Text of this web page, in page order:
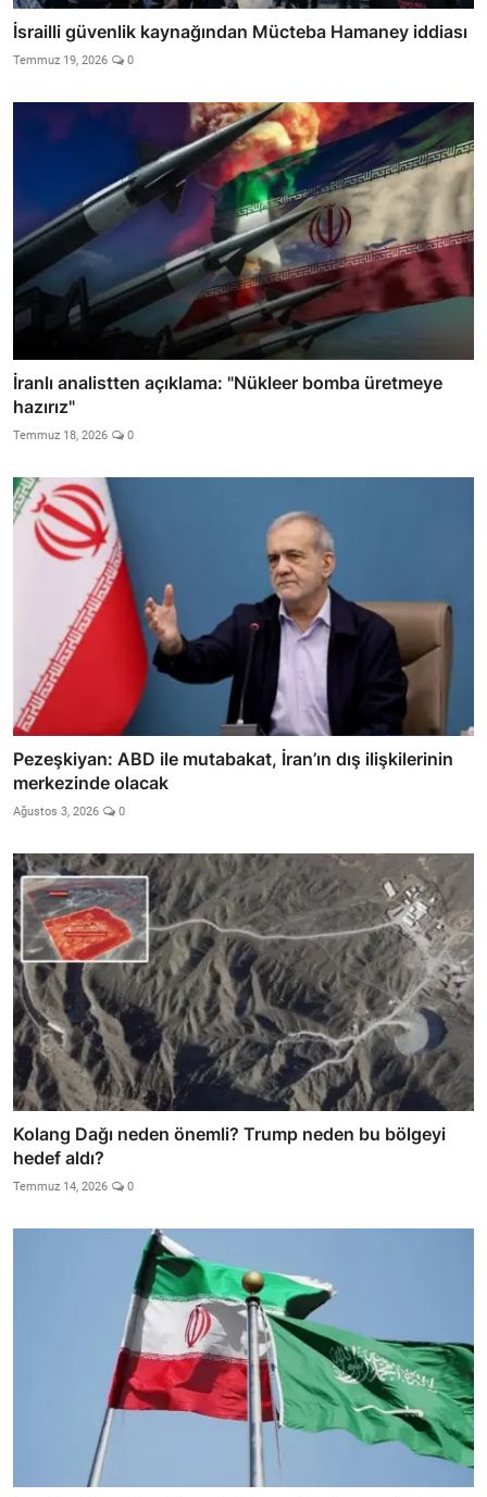
İsrailli güvenlik kaynağından Mücteba Hamaney iddiası
Temmuz 19, 2026 0
İranlı analistten açıklama: "Nükleer bomba üretmeye
hazırız"
Temmuz 18, 2026 0
Pezeşkiyan: ABD ile mutabakat, İran’ın dış ilişkilerinin
merkezinde olacak
Ağustos 3, 2026 0
Kolang Dağı neden önemli? Trump neden bu bölgeyi
hedef aldı?
Temmuz 14, 2026 0